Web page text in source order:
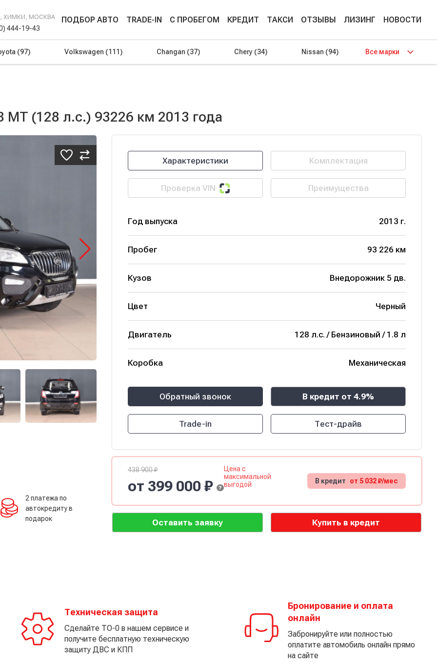
ХИМКИ, МОСКВА
444-19-43
ПОДБОР АВТО TRADE-IN С ПРОБЕГОМ КРЕДИТ ТАКСИ ОТЗЫВЫ ЛИЗИНГ НОВОСТИ
(97) Volkswagen (111) Changan (37) Chery (34) Nissan (94) Все марки
(128 л.с.) 93226 км 2013 года
Характеристики Комплектация
Проверка VIN Преимущества
Год выпуска 2013 г.
Пробег 93 226 км
Кузов Внедорожник 5 дв.
Цвет Черный
Двигатель 128 л.с. / Бензиновый / 1.8 л
Коробка Механическая
Обратный звонок В кредит от 4.9%
Trade-in Тест-драйв
438 900 ₽
от 399 000 ₽ ?
Цена с
максимальной
выгодой
В кредит от 5 032 ₽/мес
Оставить заявку Купить в кредит
2 платежа по
автокредиту в
подарок
Техническая защита
Сделайте ТО-0 в нашем сервисе и
получите бесплатную техническую
защиту ДВС и КПП
Бронирование и оплата
онлайн
Забронируйте или полностью
оплатите автомобиль онлайн прямо
на сайте